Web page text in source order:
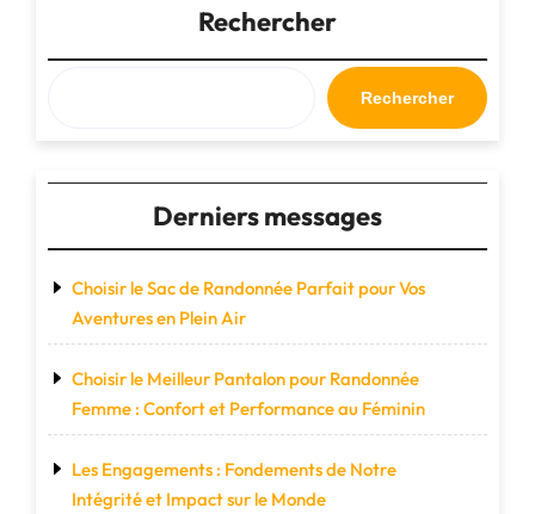
Immersion
dans
la
Créativité
Moderne"
Rechercher
Rechercher
Derniers messages
Choisir le Sac de Randonnée Parfait pour Vos
Aventures en Plein Air
Choisir le Meilleur Pantalon pour Randonnée
Femme : Confort et Performance au Féminin
Les Engagements : Fondements de Notre
Intégrité et Impact sur le Monde